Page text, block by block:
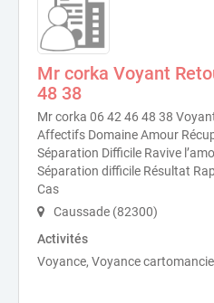
Mr corka Voyant
48 38
Mr corka 06 42 46 48 38
Affectifs Domaine Amour
Séparation Difficile Ravive
Séparation difficile Résultat
Cas
Caussade (82300)
Activités
Voyance, Voyance